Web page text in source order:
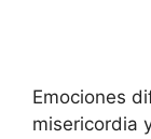
Emociones
misericordia